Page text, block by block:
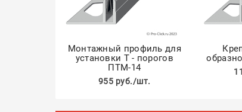
Монтажный профиль для
установки Т - порогов
ПТМ-14
955 руб./шт.